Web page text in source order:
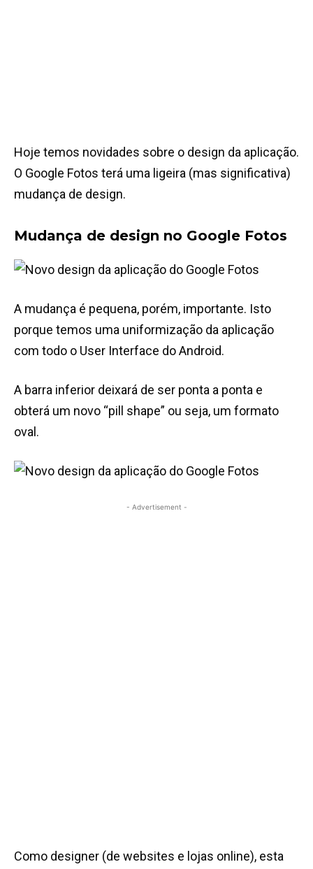
Hoje temos novidades sobre o design da aplicação.
O Google Fotos terá uma ligeira (mas significativa)
mudança de design.
Mudança de design no Google Fotos
A mudança é pequena, porém, importante. Isto
porque temos uma uniformização da aplicação
com todo o User Interface do Android.
A barra inferior deixará de ser ponta a ponta e
obterá um novo “pill shape” ou seja, um formato
oval.
- Advertisement -
Como designer (de websites e lojas online), esta